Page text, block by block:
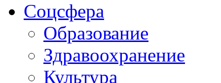
Соцсфера
Образование
Здравоохранение
Культура